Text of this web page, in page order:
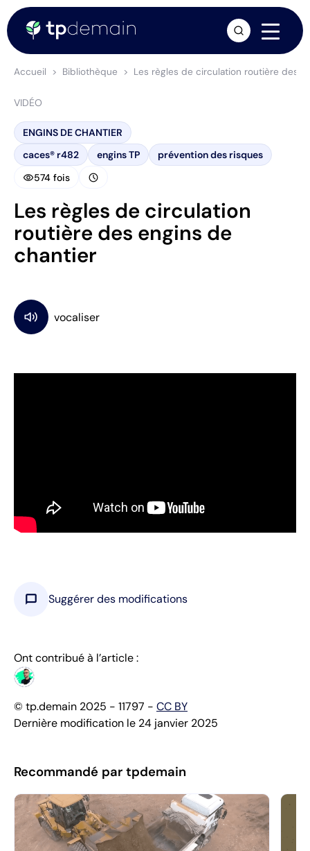
Accueil Bibliothèque Les règles de circulation routière des
VIDÉO
ENGINS DE CHANTIER
caces® r482
engins TP prévention des risques
visibility574 fois schedule
Les règles de circulation
routière des engins de
chantier
chat_bubble Suggérer des modifications
Ont contribué à l’article :
© tp.demain 2025 - 11797 - CC BY
Dernière modification le 24 janvier 2025
Recommandé par tpdemain
arrow_forward